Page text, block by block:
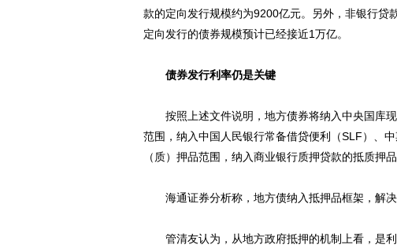
款的定向发行规模约为9200亿元。另外，非银行贷
定向发行的债券规模预计已经接近1万亿。
债券发行利率仍是关键
按照上述文件说明，地方债券将纳入中央国库现
范围，纳入中国人民银行常备借贷便利（SLF）、
（质）押品范围，纳入商业银行质押贷款的抵质押
海通证券分析称，地方债纳入抵押品框架，解决
管清友认为，从地方政府抵押的机制上看，是利